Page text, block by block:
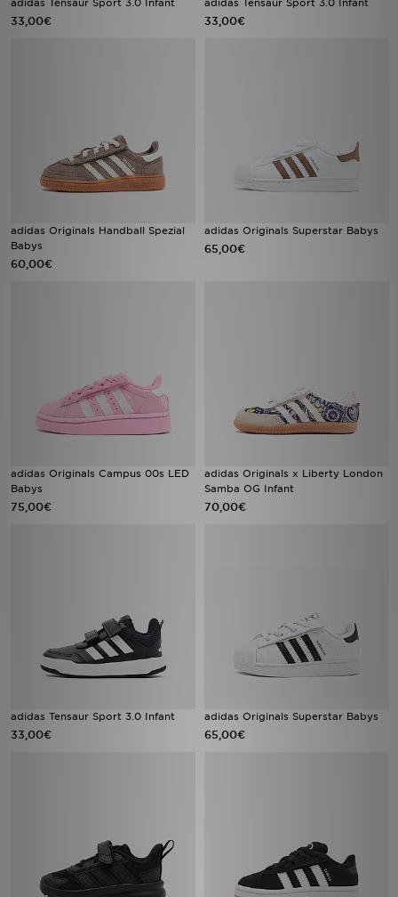
adidas Tensaur Sport 3.0 Infant
33,00€
adidas Tensaur Sport 3.0 Infant
33,00€
adidas Originals Handball Spezial
Babys
60,00€
adidas Originals Superstar Babys
65,00€
adidas Originals Campus 00s LED
Babys
75,00€
adidas Originals x Liberty London
Samba OG Infant
70,00€
adidas Tensaur Sport 3.0 Infant
33,00€
adidas Originals Superstar Babys
65,00€